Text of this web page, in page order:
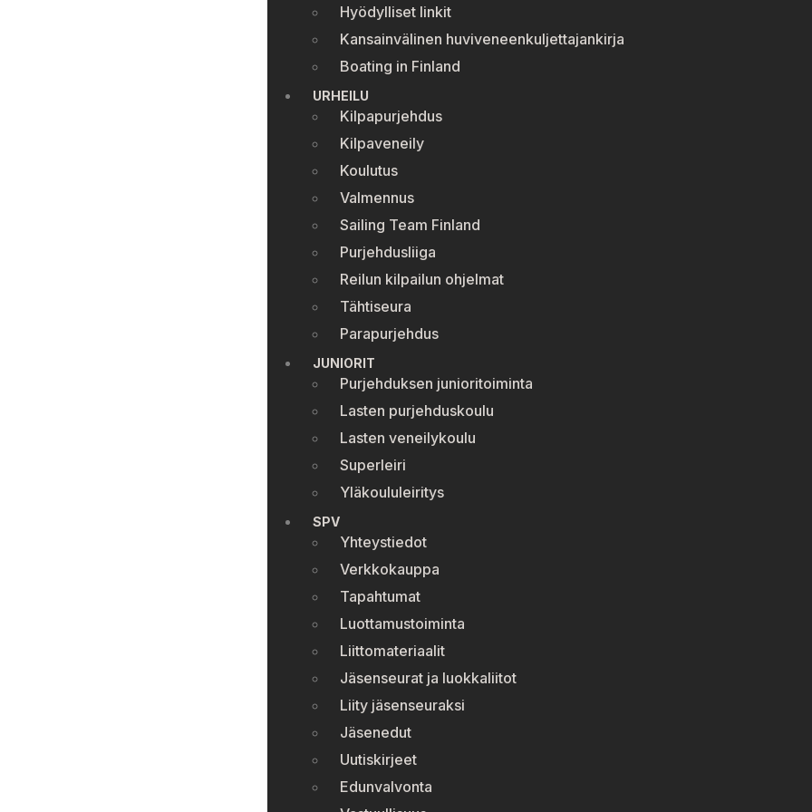
Hyödylliset linkit
Kansainvälinen huviveneenkuljettajankirja
Boating in Finland
URHEILU
Kilpapurjehdus
Kilpaveneily
Koulutus
Valmennus
Sailing Team Finland
Purjehdusliiga
Reilun kilpailun ohjelmat
Tähtiseura
Parapurjehdus
JUNIORIT
Purjehduksen junioritoiminta
Lasten purjehduskoulu
Lasten veneilykoulu
Superleiri
Yläkoululeiritys
SPV
Yhteystiedot
Verkkokauppa
Tapahtumat
Luottamustoiminta
Liittomateriaalit
Jäsenseurat ja luokkaliitot
Liity jäsenseuraksi
Jäsenedut
Uutiskirjeet
Edunvalvonta